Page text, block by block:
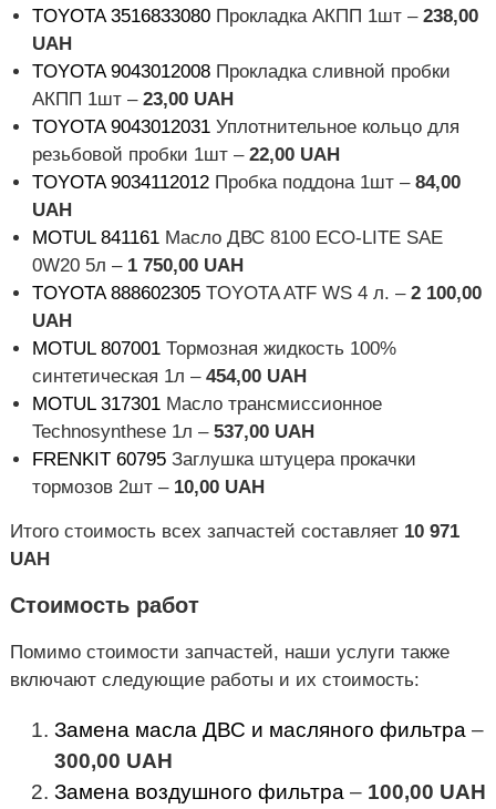
TOYOTA 3516833080Прокладка АКПП 1шт – 238,00
UAH
TOYOTA 9043012008Прокладка сливной пробки
АКПП 1шт – 23,00 UAH
TOYOTA 9043012031Уплотнительное кольцо для
резьбовой пробки 1шт – 22,00 UAH
TOYOTA 9034112012Пробка поддона 1шт – 84,00
UAH
MOTUL 841161Масло ДВС 8100 ECO-LITE SAE
0W20 5л – 1 750,00 UAH
TOYOTA 888602305 TOYOTA ATF WS 4 л. – 2 100,00
UAH
MOTUL 807001Тормозная жидкость 100%
синтетическая 1л – 454,00 UAH
MOTUL 317301Масло трансмиссионное
Technosynthese 1л – 537,00 UAH
FRENKIT 60795Заглушка штуцера прокачки
тормозов 2шт – 10,00 UAH
Итого стоимость всех запчастей составляет 10 971
UAH
Стоимость работ
Помимо стоимости запчастей, наши услуги также
включают следующие работы и их стоимость:
Замена масла ДВС и масляного фильтра –
300,00 UAH
Замена воздушного фильтра – 100,00 UAH